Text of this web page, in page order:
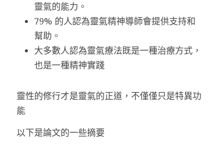
靈氣的能力。
79% 的人認為靈氣精神導師會提供支持和
幫助。
大多數人認為靈氣療法既是一種治療方式，
也是一種精神實踐
靈性的修行才是靈氣的正道，不僅僅只是特異功
能
以下是論文的一些摘要